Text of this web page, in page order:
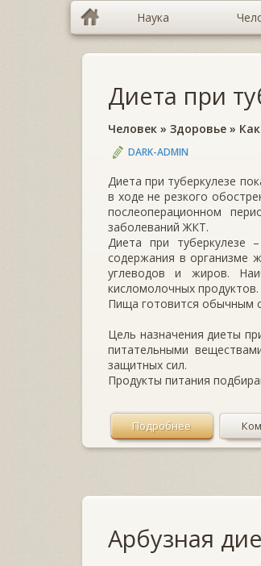
Наука
Диета при
Человек » Здоровье »
DARK-ADMIN
Диета при туберкулезе
в ходе не резкого
послеоперационном
заболеваний ЖКТ.
Диета при туберкулезе
содержания в организме
углеводов и жиров.
кисломолочных продуктов.
Пища готовится обычным
Цель назначения диеты
питательными
защитных сил.
Продукты питания
Подробнее
Арбузная